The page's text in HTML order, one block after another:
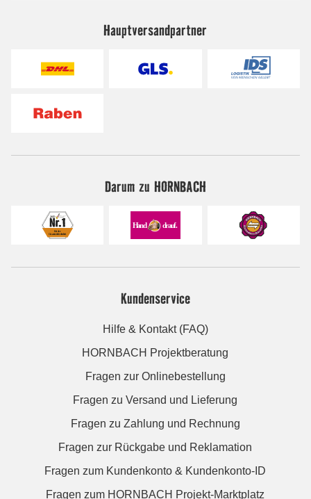
Hauptversandpartner
Darum zu HORNBACH
Kundenservice
Hilfe & Kontakt (FAQ)
HORNBACH Projektberatung
Fragen zur Onlinebestellung
Fragen zu Versand und Lieferung
Fragen zu Zahlung und Rechnung
Fragen zur Rückgabe und Reklamation
Fragen zum Kundenkonto & Kundenkonto-ID
Fragen zum HORNBACH Projekt-Marktplatz